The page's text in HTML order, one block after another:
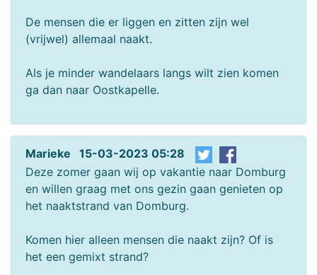
De mensen die er liggen en zitten zijn wel
(vrijwel) allemaal naakt.
Als je minder wandelaars langs wilt zien komen
ga dan naar Oostkapelle.
Marieke 15-03-2023 05:28
Deze zomer gaan wij op vakantie naar Domburg
en willen graag met ons gezin gaan genieten op
het naaktstrand van Domburg.
Komen hier alleen mensen die naakt zijn? Of is
het een gemixt strand?